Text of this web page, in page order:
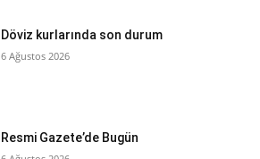
Döviz kurlarında son durum
6 Ağustos 2026
Resmi Gazete’de Bugün